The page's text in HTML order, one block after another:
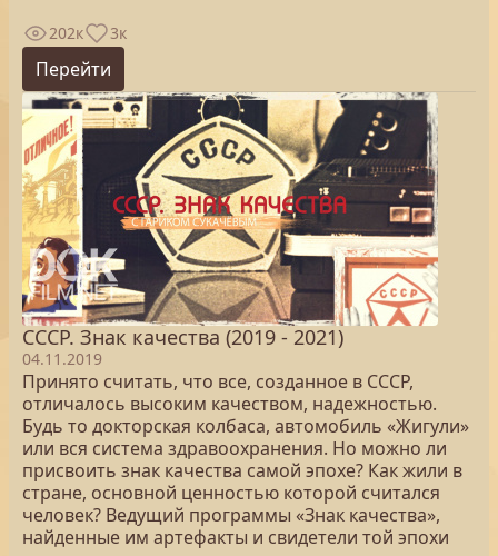
202к 3к
Перейти
СССР. Знак качества (2019 - 2021)
04.11.2019
Принято считать, что все, созданное в СССР,
отличалось высоким качеством, надежностью.
Будь то докторская колбаса, автомобиль «Жигули»
или вся система здравоохранения. Но можно ли
присвоить знак качества самой эпохе? Как жили в
стране, основной ценностью которой считался
человек? Ведущий программы «Знак качества»,
найденные им артефакты и свидетели той эпохи